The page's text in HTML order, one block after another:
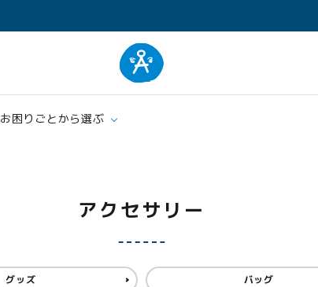
クッション・シーツ
お困りごとから選ぶ
アクセサリー
グッズ バッグ